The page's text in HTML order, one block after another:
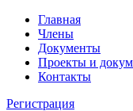
Главная
Члены
Документы
Проекты и
Контакты
Регистрация